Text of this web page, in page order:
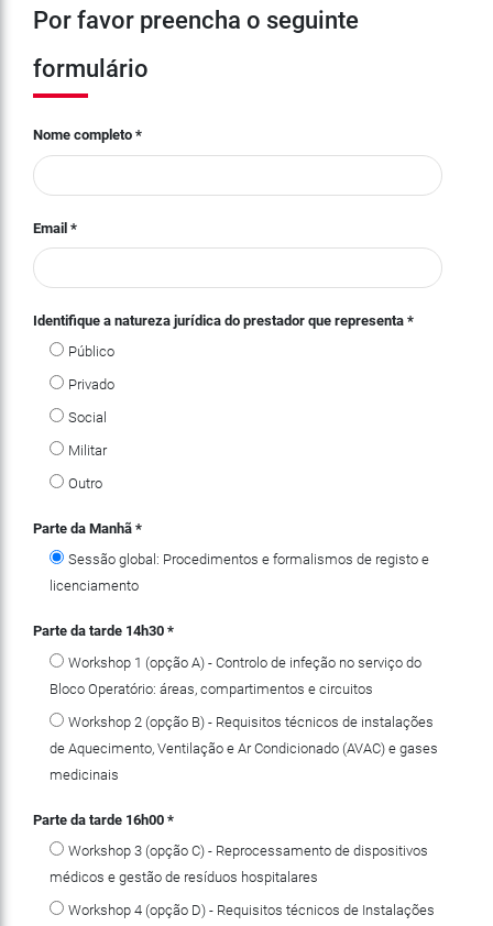
Por favor preencha o seguinte
formulário
Nome completo *
Email *
Identifique a natureza jurídica do prestador que representa *
Público
Privado
Social
Militar
Outro
Parte da Manhã *
Sessão global: Procedimentos e formalismos de registo e
licenciamento
Parte da tarde 14h30 *
Workshop 1 (opção A) - Controlo de infeção no serviço do
Bloco Operatório: áreas, compartimentos e circuitos
Workshop 2 (opção B) - Requisitos técnicos de instalações
de Aquecimento, Ventilação e Ar Condicionado (AVAC) e gases
medicinais
Parte da tarde 16h00 *
Workshop 3 (opção C) - Reprocessamento de dispositivos
médicos e gestão de resíduos hospitalares
Workshop 4 (opção D) - Requisitos técnicos de Instalações